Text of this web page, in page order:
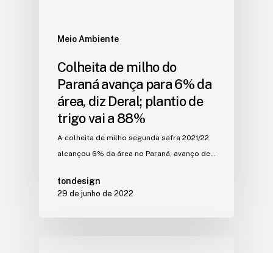
Meio Ambiente
Colheita de milho do
Paraná avança para 6% da
área, diz Deral; plantio de
trigo vai a 88%
A colheita de milho segunda safra 2021/22
alcançou 6% da área no Paraná, avanço de…
tondesign
29 de junho de 2022